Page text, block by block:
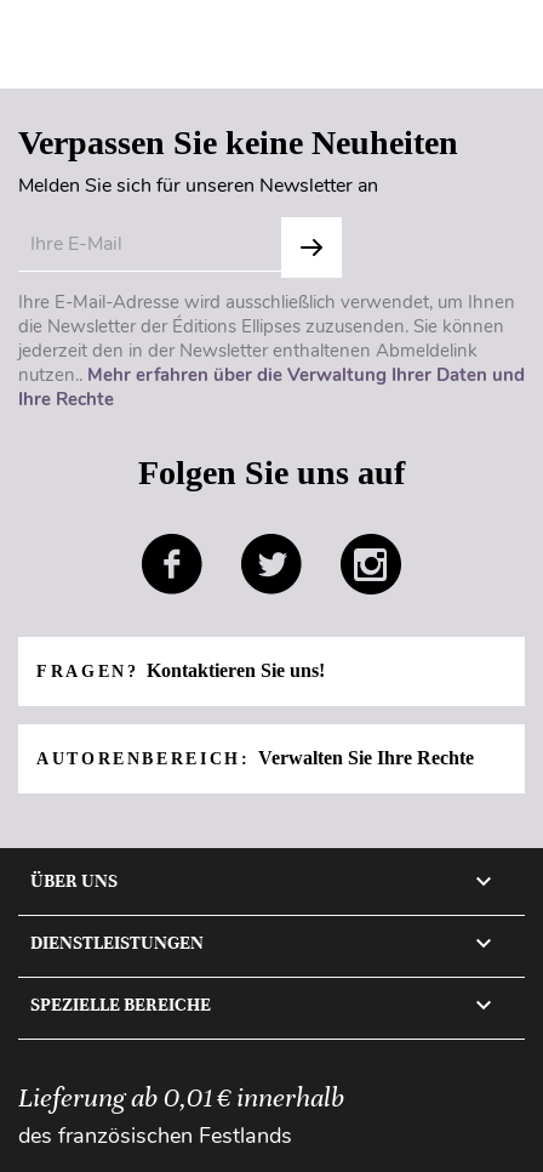
Verpassen Sie keine Neuheiten
Melden Sie sich für unseren Newsletter an
Ihre E-Mail-Adresse wird ausschließlich verwendet, um Ihnen
die Newsletter der Éditions Ellipses zuzusenden. Sie können
jederzeit den in der Newsletter enthaltenen Abmeldelink
nutzen.. Mehr erfahren über die Verwaltung Ihrer Daten und
Ihre Rechte
Folgen Sie uns auf
FRAGEN?Kontaktieren Sie uns!
AUTORENBEREICH:Verwalten Sie Ihre Rechte
ÜBER UNS 
DIENSTLEISTUNGEN 
SPEZIELLE BEREICHE 
Lieferung ab 0,01 € innerhalb
des französischen Festlands